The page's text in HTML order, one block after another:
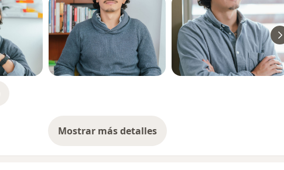
Mostrar más detalles
sobre la experiencia